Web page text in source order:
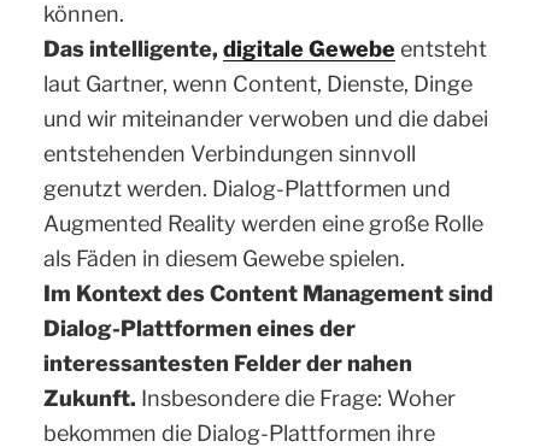
können.
Das intelligente, digitale Gewebeentsteht
laut Gartner, wenn Content, Dienste, Dinge
und wir miteinander verwoben und die dabei
entstehenden Verbindungen sinnvoll
genutzt werden. Dialog-Plattformen und
Augmented Reality werden eine große Rolle
als Fäden in diesem Gewebe spielen.
Im Kontext des Content Management sind
Dialog-Plattformen eines der
interessantesten Felder der nahen
Zukunft. Insbesondere die Frage: Woher
bekommen die Dialog-Plattformen ihre